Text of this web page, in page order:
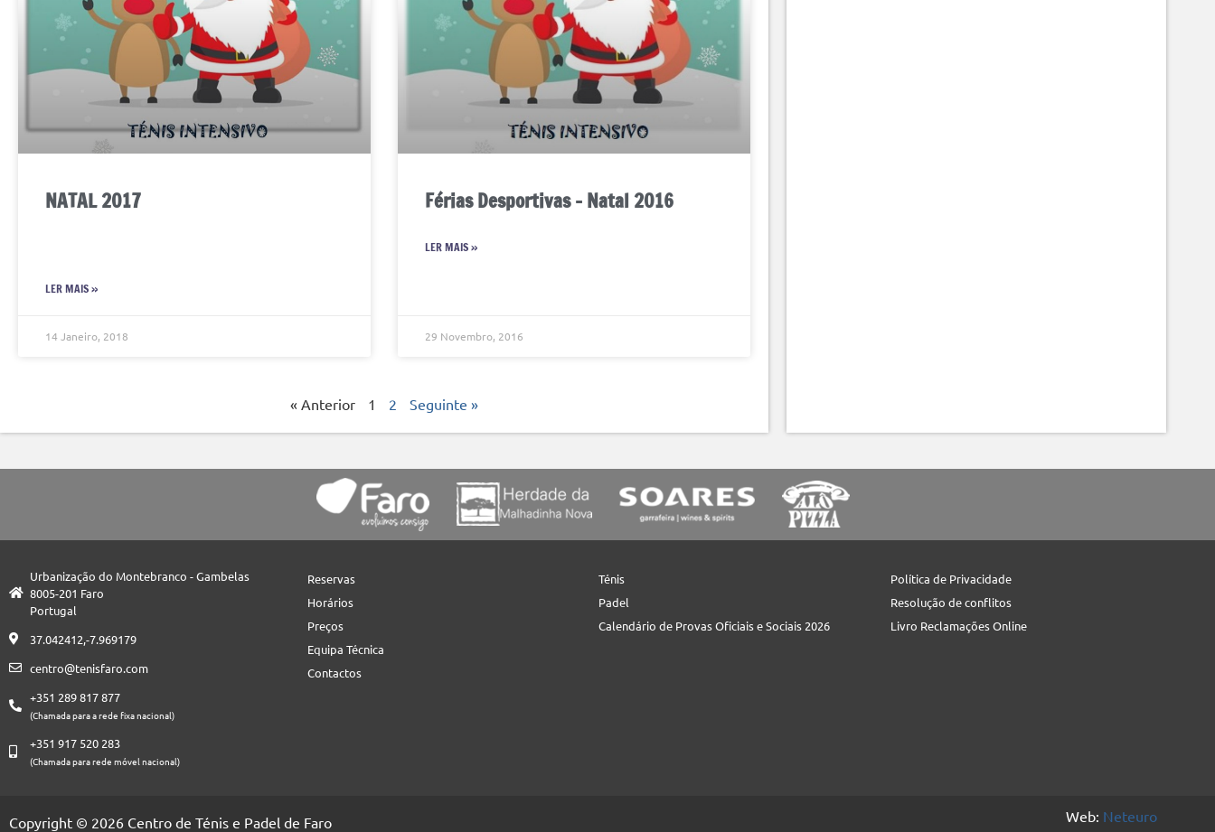
NATAL 2017
LER MAIS »
14 Janeiro, 2018
Férias Desportivas – Natal 2016
LER MAIS »
29 Novembro, 2016
« Anterior 1 2 Seguinte »
Urbanização do Montebranco - Gambelas
8005-201 Faro
Portugal
37.042412,-7.969179
centro@tenisfaro.com
+351 289 817 877
(Chamada para a rede fixa nacional)
+351 917 520 283
(Chamada para rede móvel nacional)
Reservas
Horários
Preços
Equipa Técnica
Contactos
Ténis
Padel
Calendário de Provas Oficiais e Sociais 2026
Política de Privacidade
Resolução de conflitos
Livro Reclamações Online
Copyright © 2026 Centro de Ténis e Padel de Faro Web: Neteuro